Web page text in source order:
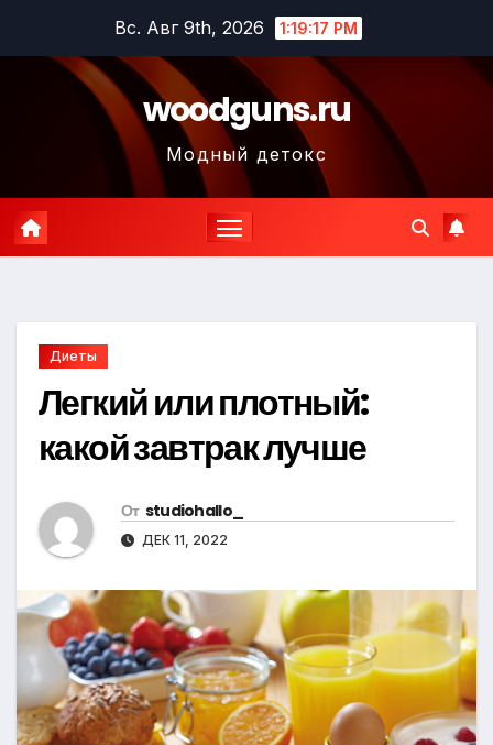
содержимому
Вс. Авг 9th, 2026 1:19:18 PM
woodguns.ru
Модный детокс
Диеты
Легкий или плотный:
какой завтрак лучше
От studiohallo_
ДЕК 11, 2022